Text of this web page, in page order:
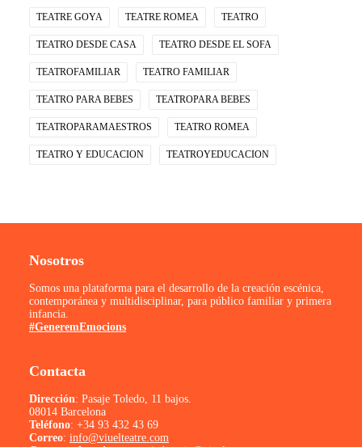
TEATRE GOYA TEATRE ROMEA TEATRO
TEATRO DESDE CASA TEATRO DESDE EL SOFA
TEATROFAMILIAR TEATRO FAMILIAR
TEATRO PARA BEBES TEATROPARA BEBES
TEATROPARAMAESTROS TEATRO ROMEA
TEATRO Y EDUCACION TEATROYEDUCACION
Nosotros
Somos una plataforma para el desarrollo de la creación escénica,
contemporánea y multidisciplinar, para público familiar y primera
infancia.
#GeneremEmocions
Contacta
Dirección: Pasaje Toledo, 11 bajos.
08014 Barcelona
Teléfono: +34 93 432 43 69
Correo: info@viuelteatre.com